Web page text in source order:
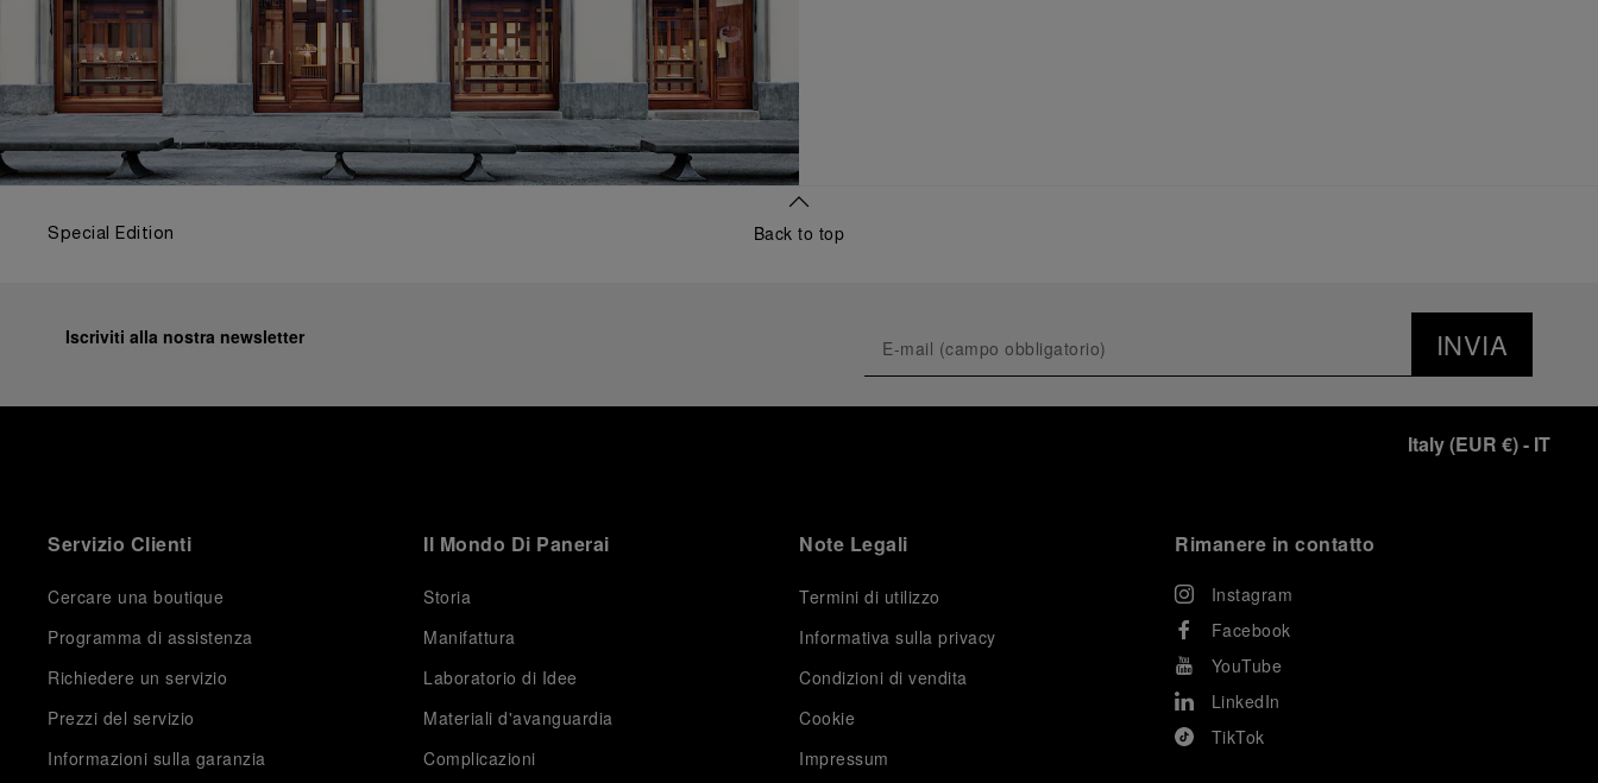
Special Edition Back to top
Iscriviti alla nostra newsletter INVIA
Italy(EUR €)- IT
Servizio Clienti
Cercare una boutique
Programma di assistenza
Richiedere un servizio
Prezzi del servizio
Informazioni sulla garanzia
Il Mondo Di Panerai
Storia
Manifattura
Laboratorio di Idee
Materiali d'avanguardia
Complicazioni
Note Legali
Termini di utilizzo
Informativa sulla privacy
Condizioni di vendita
Cookie
Impressum
Rimanere in contatto
Instagram
Facebook
YouTube
LinkedIn
TikTok